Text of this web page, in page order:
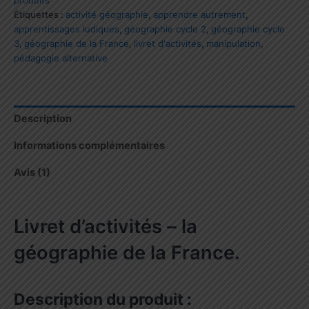
de
France.
Étiquettes : activité géographie apprendre autrement
apprentissages ludiques géographie cycle 2 géographie cycle
3 géographie de la France livret d'activités manipulation
pédagogie alternative
Description
Informations complémentaires
Avis (1)
Livret d’activités – la
géographie de la France.
Description du produit :